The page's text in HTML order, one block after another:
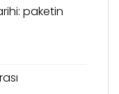
paketin